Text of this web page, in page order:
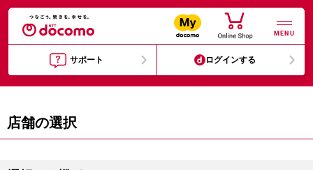
MENU
サポート ログインする
店舗の選択